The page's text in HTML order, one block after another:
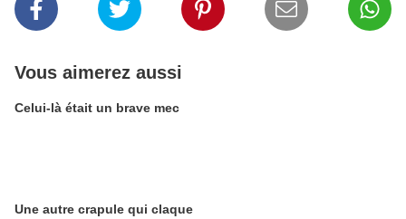
Vous aimerez aussi
Celui-là était un brave mec
Une autre crapule qui claque